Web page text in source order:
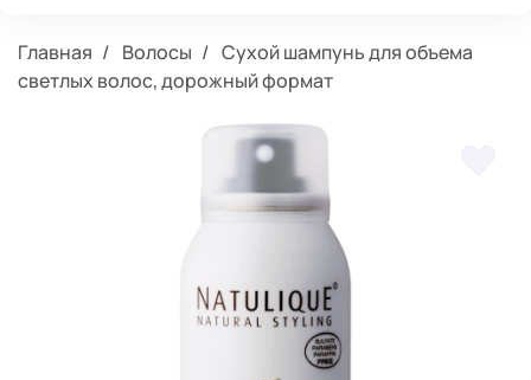
Главная Волосы
Сухой шампунь для объема
светлых волос, дорожный формат